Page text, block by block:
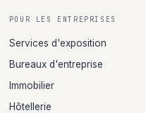
POUR LES ENTREPRISES
Services d'exposition
Bureaux d'entreprise
Immobilier
Hôtellerie